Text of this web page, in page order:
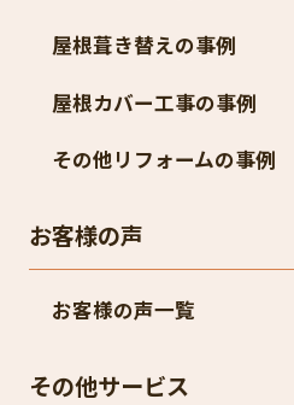
屋根葺き替えの事例
屋根カバー工事の事例
その他リフォームの事例
お客様の声
お客様の声一覧
その他サービス